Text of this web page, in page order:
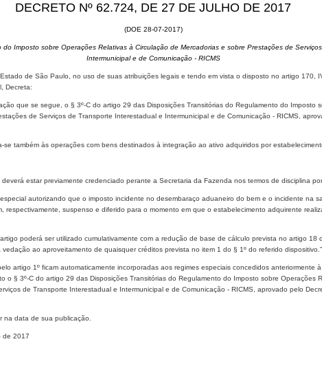
DECRETO Nº 62.724, DE 27 DE JULHO DE 2017
(DOE 28-07-2017)
Imposto sobre Operações Relativas à Circulação de Mercadorias e sobre Prestações de
Intermunicipal e de Comunicação - RICMS
de São Paulo, no uso de suas atribuições legais e tendo em vista o disposto no artigo 170,
Decreta:
que se segue, o § 3º-C do artigo 29 das Disposições Transitórias do Regulamento do Imposto
de Serviços de Transporte Interestadual e Intermunicipal e de Comunicação - RICMS,
se também às operações com bens destinados à integração ao ativo adquiridos por
estar previamente credenciado perante a Secretaria da Fazenda nos termos de disciplina
autorizando que o imposto incidente no desembaraço aduaneiro do bem e o incidente na
respectivamente, suspenso e diferido para o momento em que o estabelecimento adquirente
poderá ser utilizado cumulativamente com a redução de base de cálculo prevista no artigo 18
ao aproveitamento de quaisquer créditos prevista no item 1 do § 1º do referido dispositivo.”
artigo 1º ficam automaticamente incorporadas aos regimes especiais concedidos anteriormente
o § 3º-C do artigo 29 das Disposições Transitórias do Regulamento do Imposto sobre Operações
de Transporte Interestadual e Intermunicipal e de Comunicação - RICMS, aprovado pelo
data de sua publicação.
de 2017